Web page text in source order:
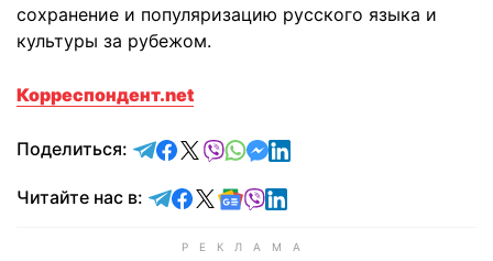
сохранение и популяризацию русского языка и
культуры за рубежом.
Корреспондент.net
Поделиться: отправить в Telegram
поделиться в Facebook
поделиться в X
отправить в Viber
отправить в Whatsapp
отправить в Messenger
отправить в LinkedIn
Читайте нас в: Читайте в Telegram
Читайте в Facebook
Читайте в X
Читайте в Google news
Читайте в Viber
Читайте в LinkedIn